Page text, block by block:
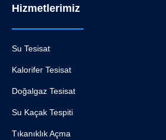
Hizmetlerimiz
Su Tesisat
Kalorifer Tesisat
Doğalgaz Tesisat
Su Kaçak Tespiti
Tıkanıklık Açma